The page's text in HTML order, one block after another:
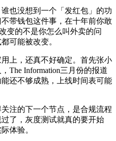
也没想到一个「发红包」的功
带钱包这件事，在十年前你敢
变的不是你怎么叫外卖的问
可能被改变。
上，还真不好确定。首先张小
The Information三月份的报道
还不够成熟，上线时间表可能
注的下一个节点，是合规流程
了，灰度测试就真的要开始
体验。